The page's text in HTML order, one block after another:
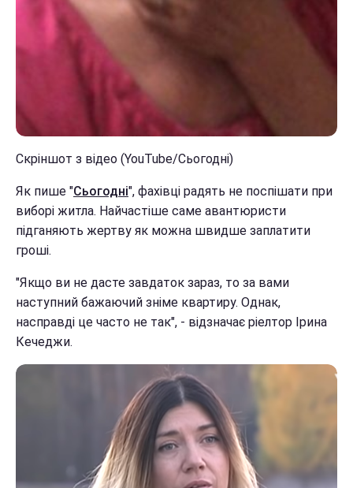
Скріншот з відео (YouTube/Сьогодні)
Як пише "Сьогодні", фахівці радять не поспішати при
виборі житла. Найчастіше саме авантюристи
підганяють жертву як можна швидше заплатити
гроші.
"Якщо ви не дасте завдаток зараз, то за вами
наступний бажаючий зніме квартиру. Однак,
насправді це часто не так", - відзначає ріелтор Ірина
Кечеджи.